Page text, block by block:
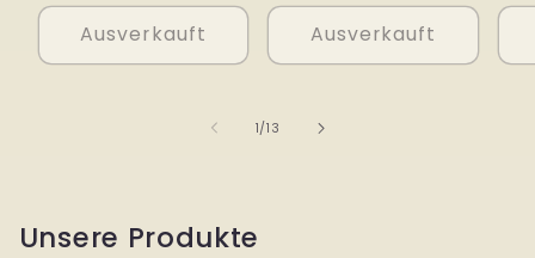
Ausverkauft Ausverkauft
1/von
13
Unsere Produkte